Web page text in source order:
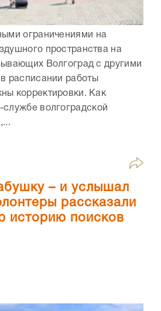
ограничениями на
пространства на
Волгоград с другими
расписании работы
корректировки. Как
волгоградской
– и услышал
рассказали
историю поисков